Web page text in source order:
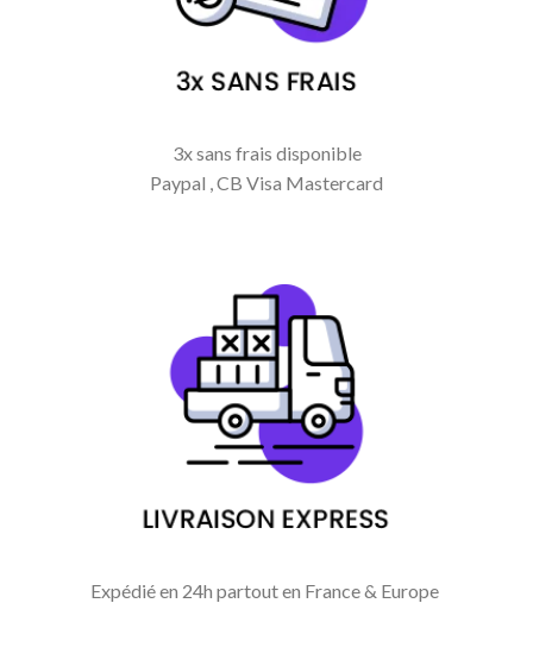
3x sans frais disponible
Paypal , CB Visa Mastercard
Expédié en 24h partout en France & Europe